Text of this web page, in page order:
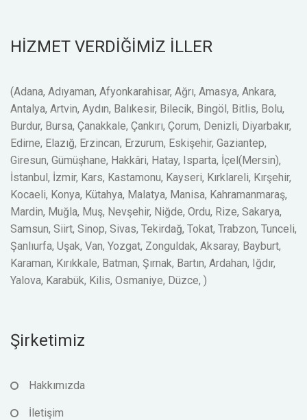
HİZMET VERDİĞİMİZ İLLER
(Adana, Adıyaman, Afyonkarahisar, Ağrı, Amasya, Ankara,
Antalya, Artvin, Aydın, Balıkesir, Bilecik, Bingöl, Bitlis, Bolu,
Burdur, Bursa, Çanakkale, Çankırı, Çorum, Denizli, Diyarbakır,
Edirne, Elazığ, Erzincan, Erzurum, Eskişehir, Gaziantep,
Giresun, Gümüşhane, Hakkâri, Hatay, Isparta, İçel(Mersin),
İstanbul, İzmir, Kars, Kastamonu, Kayseri, Kırklareli, Kırşehir,
Kocaeli, Konya, Kütahya, Malatya, Manisa, Kahramanmaraş,
Mardin, Muğla, Muş, Nevşehir, Niğde, Ordu, Rize, Sakarya,
Samsun, Siirt, Sinop, Sivas, Tekirdağ, Tokat, Trabzon, Tunceli,
Şanlıurfa, Uşak, Van, Yozgat, Zonguldak, Aksaray, Bayburt,
Karaman, Kırıkkale, Batman, Şırnak, Bartın, Ardahan, Iğdır,
Yalova, Karabük, Kilis, Osmaniye, Düzce, )
Şirketimiz
Hakkımızda
İletişim